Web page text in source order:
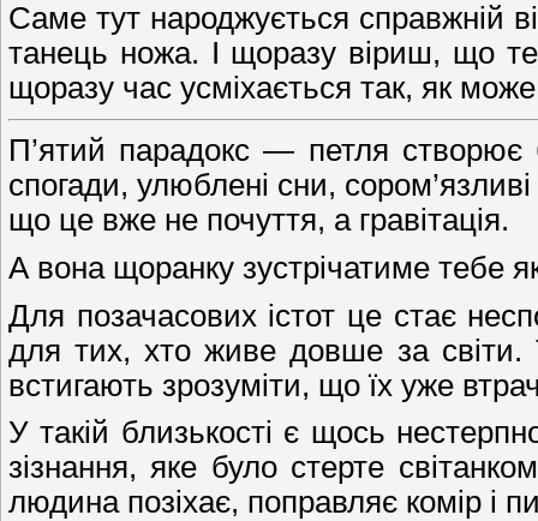
Саме тут народжується справжній
танець ножа. І щоразу віриш, що
щоразу час усміхається так, як
П’ятий парадокс — петля створює
спогади, улюблені сни,
що це вже не почуття, а гравітація.
А вона щоранку зустрічатиме тебе
Для позачасових істот це стає
для тих, хто живе довше за світи.
встигають зрозуміти, що їх уже
У такій близькості є щось
зізнання, яке було стерте
людина позіхає, поправляє комір і